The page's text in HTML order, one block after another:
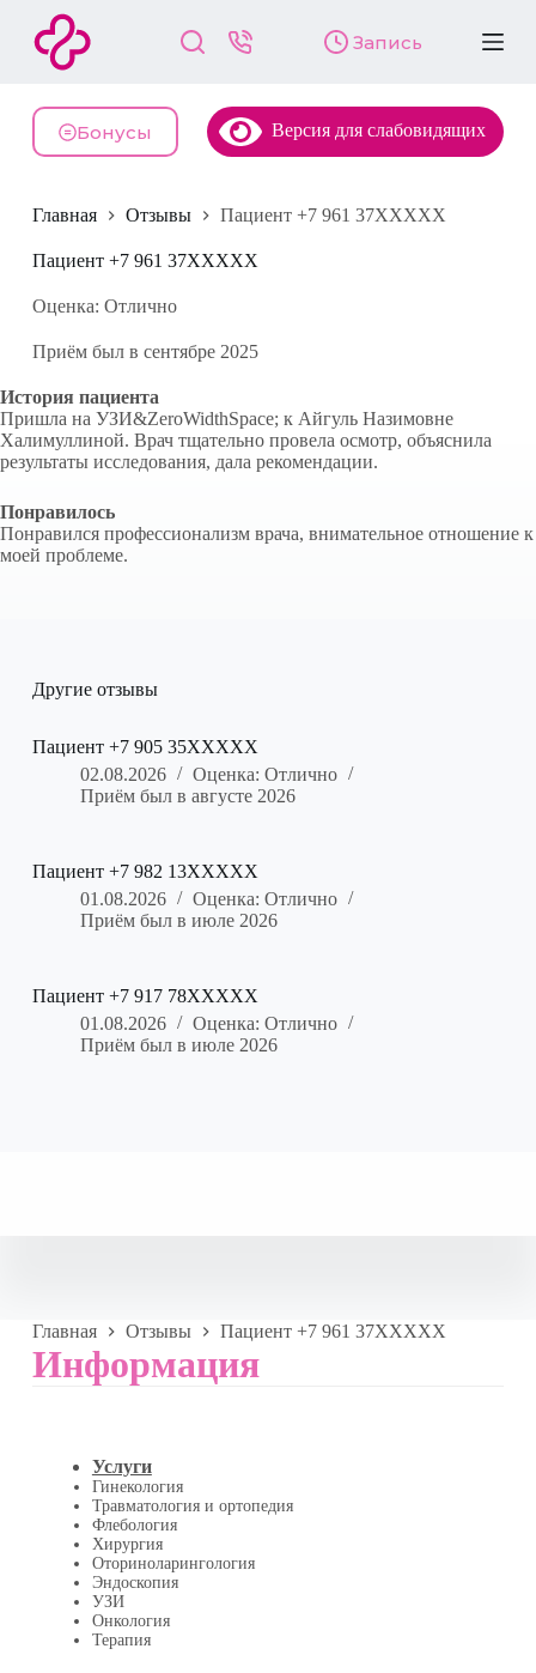
й
и
у
и
Запись
Бонусы Версия для слабовидящих
Главная Отзывы Пациент +7 961 37XXXXX
Пациент +7 961 37XXXXX
Оценка: Отлично
Приём был в сентябре 2025
История пациента
Пришла на УЗИ&ZeroWidthSpace; к Айгуль Назимовне
Халимуллиной. Врач тщательно провела осмотр, объяснила
результаты исследования, дала рекомендации.
Понравилось
Понравился профессионализм врача, внимательное отношение к
моей проблеме.
Другие отзывы
Пациент +7 905 35XXXXX
02.08.2026
Оценка: Отлично
Приём был в августе 2026
Пациент +7 982 13XXXXX
01.08.2026
Оценка: Отлично
Приём был в июле 2026
Пациент +7 917 78XXXXX
01.08.2026
Оценка: Отлично
Приём был в июле 2026
Главная Отзывы Пациент +7 961 37XXXXX
Информация
Услуги
Гинекология
Травматология и ортопедия
Флебология
Хирургия
Оториноларингология
Эндоскопия
УЗИ
Онкология
Терапия